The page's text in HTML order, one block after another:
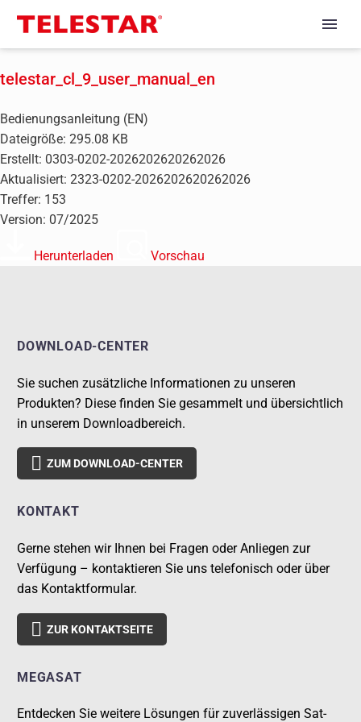
telestar_cl_9_user_manual_en
Bedienungsanleitung (EN)
Dateigröße: 295.08 KB
Erstellt: 0303-0202-2026202620262026
Aktualisiert: 2323-0202-2026202620262026
Treffer: 153
Version: 07/2025
Herunterladen Vorschau
DOWNLOAD-CENTER
Sie suchen zusätzliche Informationen zu unseren
Produkten? Diese finden Sie gesammelt und übersichtlich
in unserem Downloadbereich.
 ZUM DOWNLOAD-CENTER
KONTAKT
Gerne stehen wir Ihnen bei Fragen oder Anliegen zur
Verfügung – kontaktieren Sie uns telefonisch oder über
das Kontaktformular.
 ZUR KONTAKTSEITE
MEGASAT
Entdecken Sie weitere Lösungen für zuverlässigen Sat-